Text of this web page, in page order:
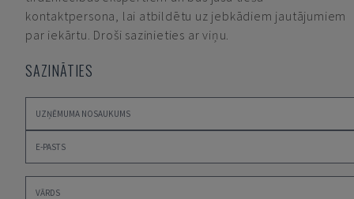
kontaktpersona, lai atbildētu uz jebkādiem jautājumiem
par iekārtu. Droši sazinieties ar viņu.
SAZINĀTIES